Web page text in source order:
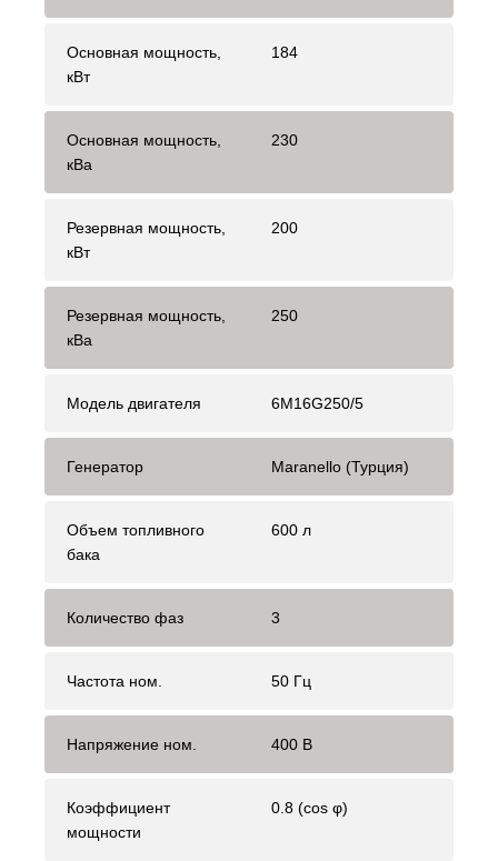
Основная мощность,
кВт
184
Основная мощность,
кВа
230
Резервная мощность,
кВт
200
Резервная мощность,
кВа
250
Модель двигателя 6M16G250/5
Генератор Maranello (Турция)
Объем топливного
бака
600 л
Количество фаз 3
Частота ном. 50 Гц
Напряжение ном. 400 В
Коэффициент
мощности
0.8 (cos φ)